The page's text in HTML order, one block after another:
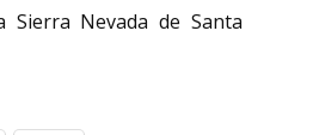
Sierra Nevada de Santa